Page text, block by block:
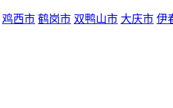
鸡西市 鹤岗市 双鸭山市 大庆市 伊